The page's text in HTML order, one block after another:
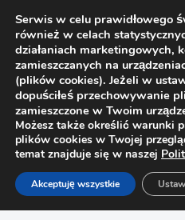
Strona główna Sklep
Mocowanie frontu wewnętrzne
Serwis w celu prawidłowego
również w celach
działaniach marketingowych,
zamieszczanych na
(plików cookies). Jeżeli w
dopuściłeś przechowywanie
zamieszczone w Twoim
Możesz także określić warunki
plików cookies w Twojej
temat znajduje się w naszej
Akceptuję wszystkie